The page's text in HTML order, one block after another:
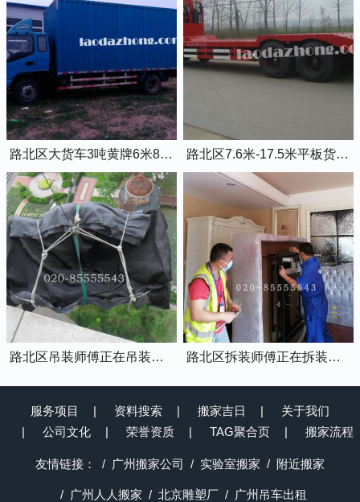
路北区大货车3吨黄牌6米8的厢式货车 路北区7.6米-17.5米平板货车出租
路北区吊装师傅正在吊装物品上楼 路北区拆装师傅正在拆装家具
服务项目 资料搜索 搬家吉日
关于我们
公司文化
荣誉资质 TAG聚合页 搬家流程
友情链接： 广州搬家公司 实验室搬家 附近搬家
广州人人搬家 北京雕塑厂 广州吊车出租